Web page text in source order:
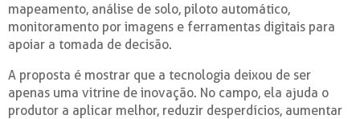
mapeamento, análise de solo, piloto automático,
monitoramento por imagens e ferramentas digitais para
apoiar a tomada de decisão.
A proposta é mostrar que a tecnologia deixou de ser
apenas uma vitrine de inovação. No campo, ela ajuda o
produtor a aplicar melhor, reduzir desperdícios, aumentar